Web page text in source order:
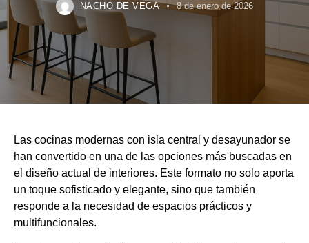
NACHO DE VEGA 8 de enero de 2026
Las cocinas modernas con isla central y desayunador se
han convertido en una de las opciones más buscadas en
el diseño actual de interiores. Este formato no solo aporta
un toque sofisticado y elegante, sino que también
responde a la necesidad de espacios prácticos y
multifuncionales.